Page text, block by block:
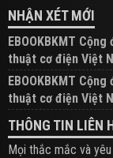
NHẬN XÉT MỚI
EBOOKBKMT Cộng
thuật cơ điện Việt
đăng trên Group hỗ
EBOOKBKMT Cộng
thuật cơ điện Việt
xem hỗ trợ trên
THÔNG TIN LIÊN
Mọi thắc mắc và